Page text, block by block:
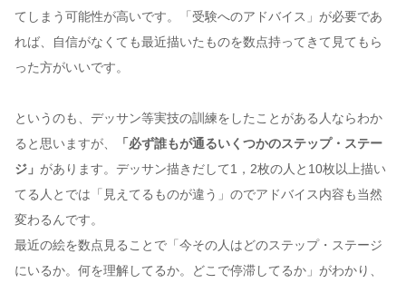
てしまう可能性が高いです。「受験へのアドバイス」が必要であ
れば、自信がなくても最近描いたものを数点持ってきて見てもら
った方がいいです。
というのも、デッサン等実技の訓練をしたことがある人ならわか
ると思いますが、
「必ず誰もが通るいくつかのステップ・ステー
ジ」 があります。デッサン描きだして1，2枚の人と10枚以上描い
てる人とでは「見えてるものが違う」のでアドバイス内容も当然
変わるんです。
最近の絵を数点見ることで「今その人はどのステップ・ステージ
にいるか。何を理解してるか。どこで停滞してるか」がわかり、